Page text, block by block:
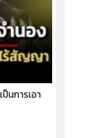
นการเอา